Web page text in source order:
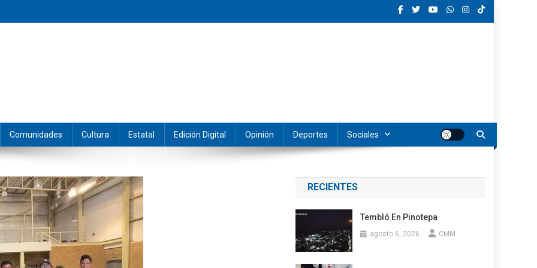
Comunidades Cultura Estatal Edición Digital Opinión Deportes Sociales
RECIENTES
Tembló En Pinotepa
agosto 6, 2026 CMM